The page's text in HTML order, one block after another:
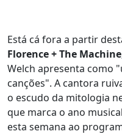
Está cá fora a partir
Florence + The Machine
Welch apresenta como
canções". A cantora
o escudo da mitologia
que marca o ano
esta semana ao